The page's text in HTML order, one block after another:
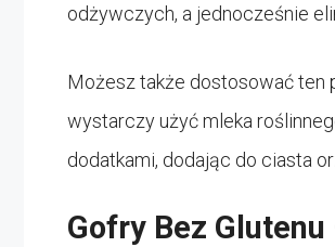
odżywczych, a jednocześnie
Możesz także dostosować ten
wystarczy użyć mleka
dodatkami, dodając do ciasta
Gofry Bez